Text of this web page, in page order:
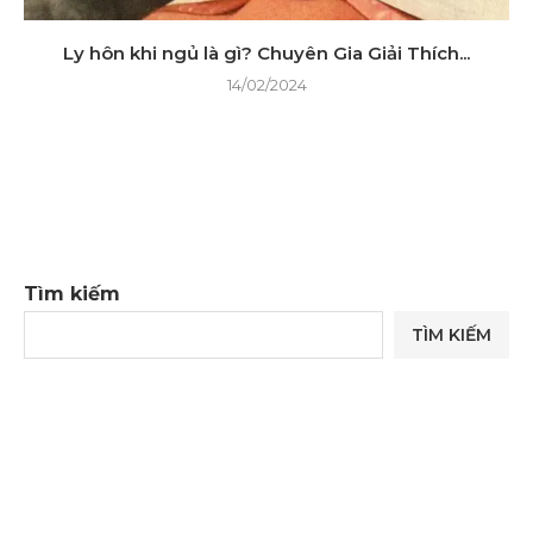
Ly hôn khi ngủ là gì? Chuyên Gia Giải Thích...
14/02/2024
Tìm kiếm
TÌM KIẾM